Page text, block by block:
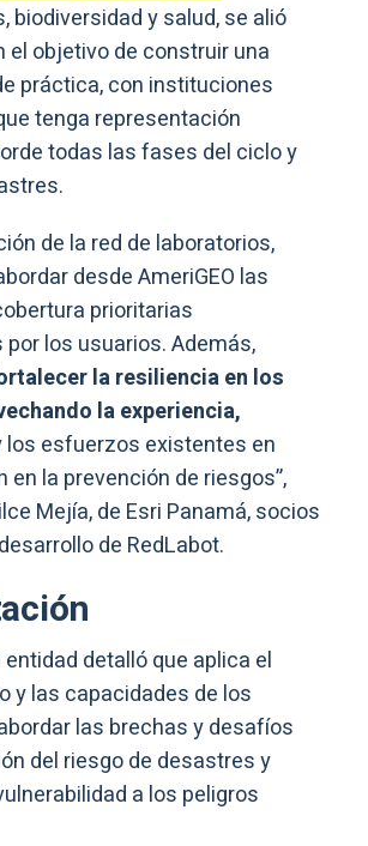
biodiversidad y salud, se alió
el objetivo de construir una
práctica, con instituciones
tenga representación
todas las fases del ciclo y
de la red de laboratorios,
desde AmeriGEO las
prioritarias
los usuarios. Además,
la resiliencia en los
la experiencia,
los esfuerzos existentes en
en la prevención de riesgos”,
Mejía, de Esri Panamá, socios
de RedLabot.
detalló que aplica el
y las capacidades de los
las brechas y desafíos
del riesgo de desastres y
a los peligros